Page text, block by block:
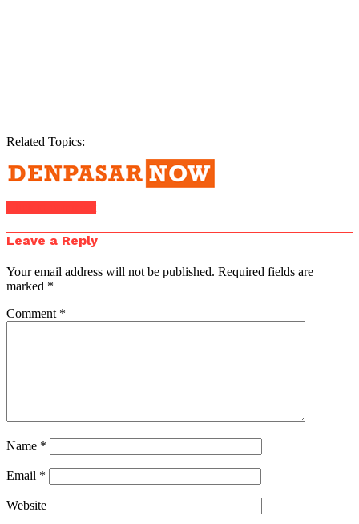
Related Topics:
Leave a Reply
Your email address will not be published. Required fields are
marked *
Comment *
Name *
Email *
Website